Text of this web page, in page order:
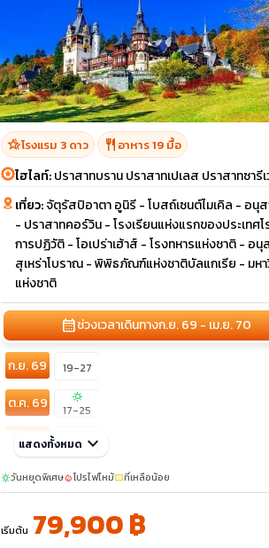
hotel_classโรงแรม 3 ดาว restaurant อาหาร 19 มื้อ
ไฮไลท์:ปราสาทบราน ปราสาทเปเลส ปราสาทซา
เที่ยว:จัตุรัสปิอาตา อูนิรี - โบสถ์เซนต์ไมเคิล - อนุ
- ปราสาทคอร์วิน - โรงเรียนแห่งแรกของประเท
การปฏิวัติ - โอเปร่าเฮ้าส์ - โรงทหารแห่งชาติ - อ
สุเหร่าโบราณ - พิพิธภัณฑ์แห่งชาติบัลแกเรีย - มหา
แห่งชาติ
calendar_monthช่วงเวลาเดินทางก.ย. 69 - เม.ย. 70
ก.ย. 69 19-27
ต.ค. 69 sunny
17-25
พ.ย. 69 21-29
ธ.ค. 69 sunny
26-03
ม.ค. 70 23-31
แสดงทั้งหมด keyboard_arrow_down
sunnyวันหยุดพิเศษlocal_fire_departmentโปรไฟไหม้confirmation_numberที่เหลือน้อย
เริ่มต้น 79,900 ฿